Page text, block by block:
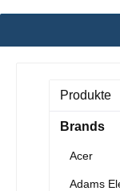
Produkte
Brands
Acer
Adams